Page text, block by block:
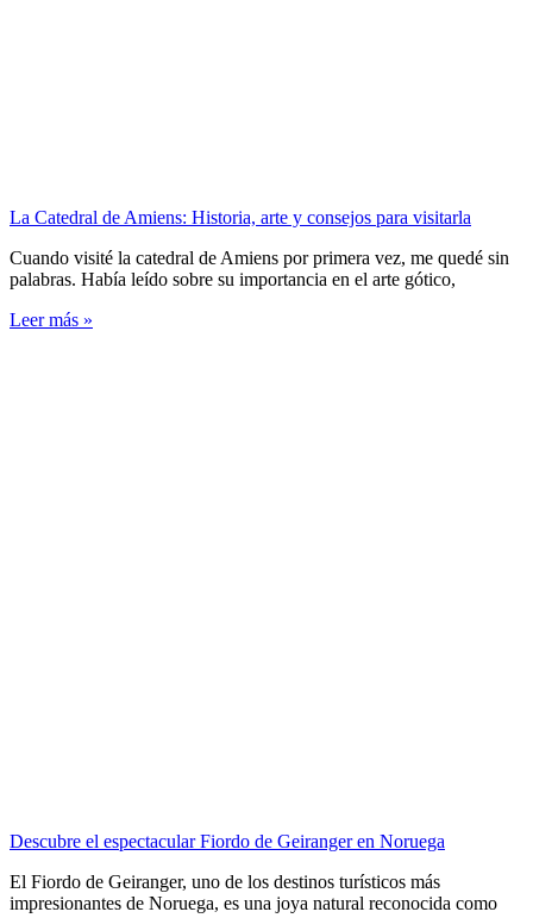
La Catedral de Amiens: Historia, arte y consejos para visitarla
Cuando visité la catedral de Amiens por primera vez, me quedé sin
palabras. Había leído sobre su importancia en el arte gótico,
Leer más »
Descubre el espectacular Fiordo de Geiranger en Noruega
El Fiordo de Geiranger, uno de los destinos turísticos más
impresionantes de Noruega, es una joya natural reconocida como